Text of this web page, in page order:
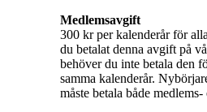
Medlemsavgift
300 kr per kalenderår för
du betalat denna avgift på
behöver du inte betala den
samma kalenderår.
måste betala både